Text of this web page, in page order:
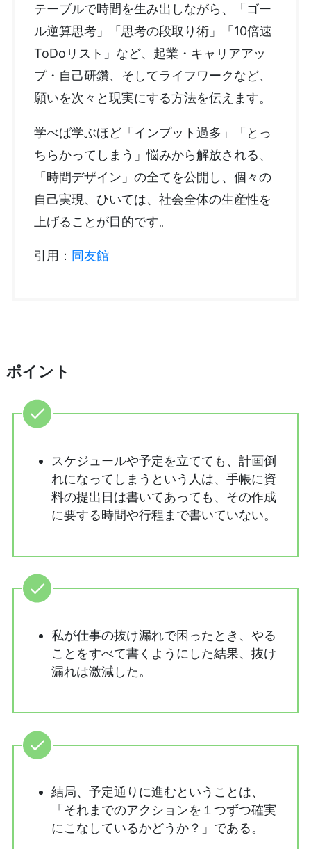
テーブルで時間を生み出しながら、「ゴー
ル逆算思考」「思考の段取り術」「10倍速
ToDoリスト」など、起業・キャリアアッ
プ・自己研鑽、そしてライフワークなど、
願いを次々と現実にする方法を伝えます。
学べば学ぶほど「インプット過多」「とっ
ちらかってしまう」悩みから解放される、
「時間デザイン」の全てを公開し、個々の
自己実現、ひいては、社会全体の生産性を
上げることが目的です。
引用： 同友館
ポイント
スケジュールや予定を立てても、計画倒
れになってしまうという人は、手帳に資
料の提出日は書いてあっても、その作成
に要する時間や行程まで書いていない。
私が仕事の抜け漏れで困ったとき、やる
ことをすべて書くようにした結果、抜け
漏れは激減した。
結局、予定通りに進むということは、
「それまでのアクションを１つずつ確実
にこなしているかどうか？」である。